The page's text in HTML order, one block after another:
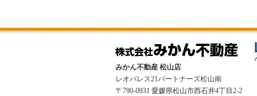
みかん不動産 松山店
レオパレス21パートナーズ松山南
〒790-0931 愛媛県松山市西石井4丁目2-2